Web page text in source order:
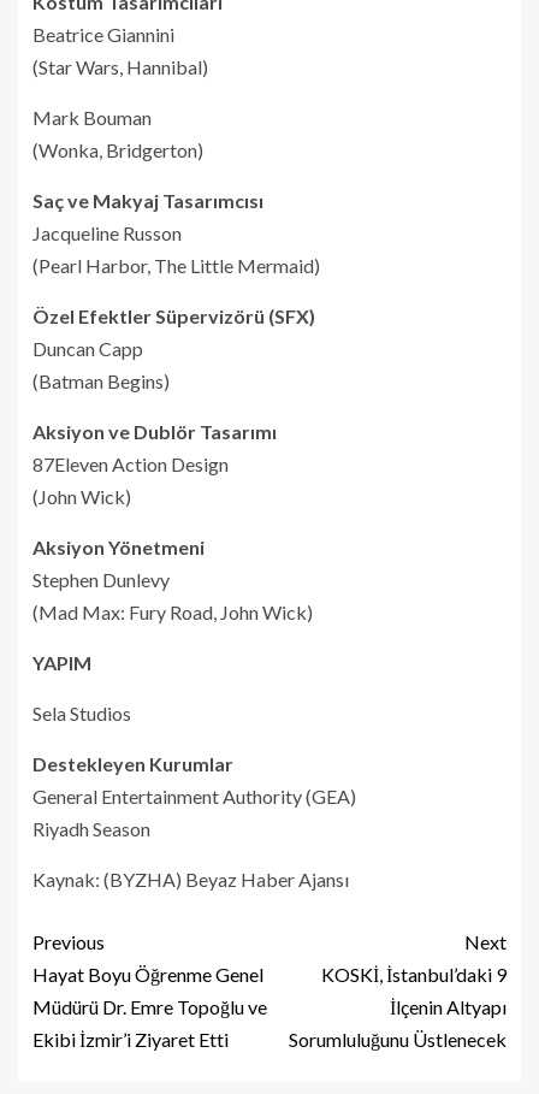
Beatrice Giannini
(Star Wars, Hannibal)
Mark Bouman
(Wonka, Bridgerton)
Saç ve Makyaj Tasarımcısı
Jacqueline Russon
(Pearl Harbor, The Little Mermaid)
Özel Efektler Süpervizörü (SFX)
Duncan Capp
(Batman Begins)
Aksiyon ve Dublör Tasarımı
87Eleven Action Design
(John Wick)
Aksiyon Yönetmeni
Stephen Dunlevy
(Mad Max: Fury Road, John Wick)
YAPIM
Sela Studios
Destekleyen Kurumlar
General Entertainment Authority (GEA)
Riyadh Season
Kaynak: (BYZHA) Beyaz Haber Ajansı
Previous
Hayat Boyu Öğrenme Genel
Müdürü Dr. Emre Topoğlu ve
Ekibi İzmir’i Ziyaret Etti
Next
KOSKİ, İstanbul’daki 9
İlçenin Altyapı
Sorumluluğunu Üstlenecek